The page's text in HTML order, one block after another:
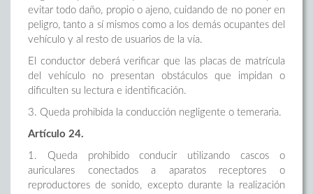
evitar todo daño, propio o ajeno, cuidando de no poner en
peligro, tanto a sí mismos como a los demás ocupantes del
vehículo y al resto de usuarios de la vía.
El conductor deberá verificar que las placas de matrícula
del vehículo no presentan obstáculos que impidan o
dificulten su lectura e identificación.
3. Queda prohibida la conducción negligente o temeraria.
Artículo 24.
1. Queda prohibido conducir utilizando cascos o
auriculares conectados a aparatos receptores o
reproductores de sonido, excepto durante la realización